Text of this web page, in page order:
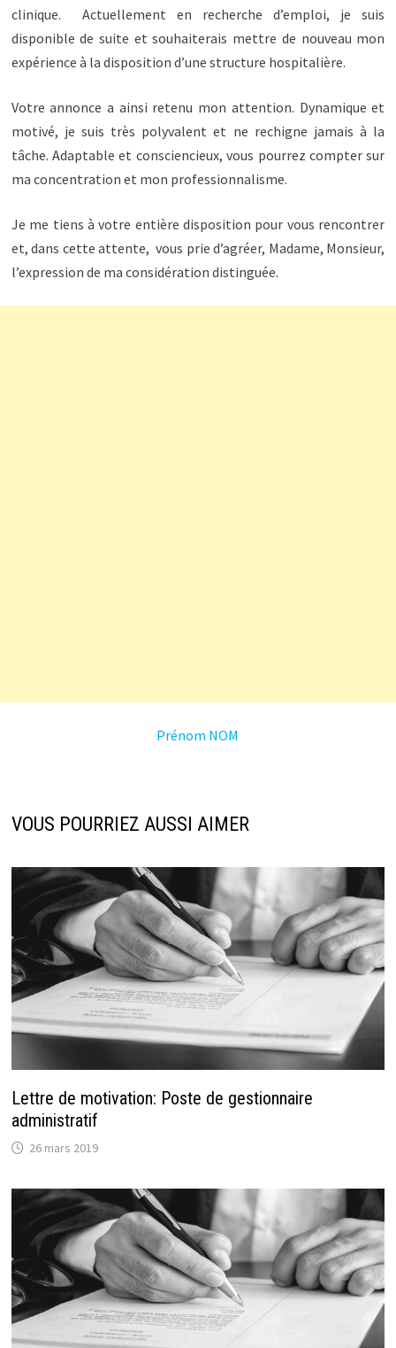
clinique. Actuellement en recherche d’emploi, je suis
disponible de suite et souhaiterais mettre de nouveau mon
expérience à la disposition d’une structure hospitalière.
Votre annonce a ainsi retenu mon attention. Dynamique et
motivé, je suis très polyvalent et ne rechigne jamais à la
tâche. Adaptable et consciencieux, vous pourrez compter sur
ma concentration et mon professionnalisme.
Je me tiens à votre entière disposition pour vous rencontrer
et, dans cette attente, vous prie d’agréer, Madame, Monsieur,
l’expression de ma considération distinguée.
Prénom NOM
VOUS POURRIEZ AUSSI AIMER
Lettre de motivation: Poste de gestionnaire
administratif
26 mars 2019